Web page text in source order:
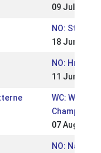
09 Jul 2006
NO: St.
18 Jun 2006
NO: Hrimnir
11 Jun 2006
WC: World
07 Aug 2005
NO: National